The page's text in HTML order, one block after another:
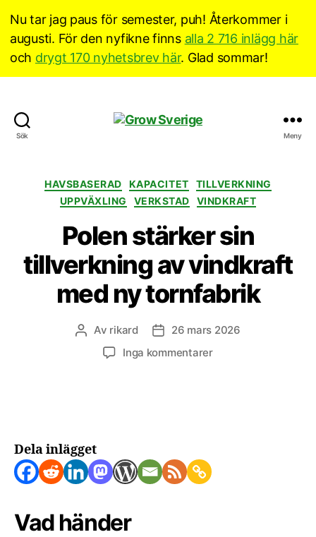
Nu tar jag paus för semester, puh! Återkommer i
augusti. För den nyfikne finns alla 2 716 inlägg här
och drygt 170 nyhetsbrev här. Glad sommar!
Sök Meny
Kategorier
HAVSBASERAD KAPACITET
TILLVERKNING
UPPVÄXLING
VERKSTAD VINDKRAFT
Polen stärker sin
tillverkning av vindkraft
med ny tornfabrik
Inläggsförfattare
Av rikard Inläggsdatum
26 mars 2026
Inga kommentarertill
Dela inlägget
Vad händer